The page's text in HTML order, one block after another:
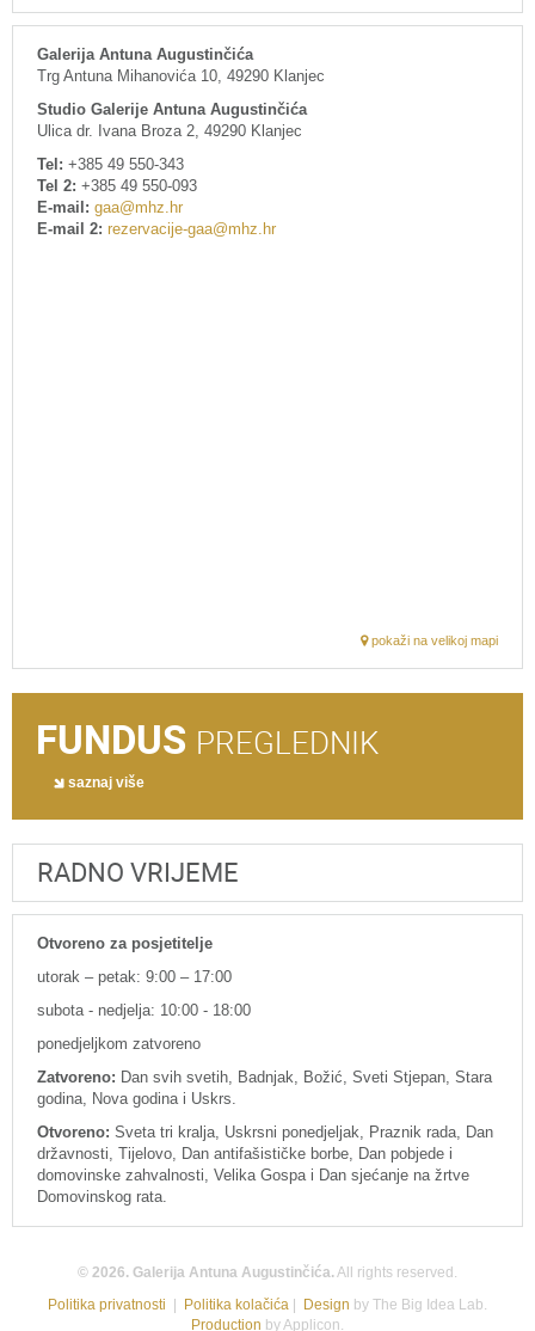
Galerija Antuna Augustinčića
Trg Antuna Mihanovića 10, 49290 Klanjec
Studio Galerije Antuna Augustinčića
Ulica dr. Ivana Broza 2, 49290 Klanjec
Tel: +385 49 550-343
Tel 2: +385 49 550-093
E-mail: gaa@mhz.hr
E-mail 2: rezervacije-gaa@mhz.hr
pokaži na velikoj mapi
FUNDUS PREGLEDNIK
saznaj više
RADNO VRIJEME
Otvoreno za posjetitelje
utorak – petak: 9:00 – 17:00
subota - nedjelja: 10:00 - 18:00
ponedjeljkom zatvoreno
Zatvoreno: Dan svih svetih, Badnjak, Božić, Sveti Stjepan, Stara
godina, Nova godina i Uskrs.
Otvoreno: Sveta tri kralja, Uskrsni ponedjeljak, Praznik rada, Dan
državnosti, Tijelovo, Dan antifašističke borbe, Dan pobjede i
domovinske zahvalnosti, Velika Gospa i Dan sjećanje na žrtve
Domovinskog rata.
© 2026. Galerija Antuna Augustinčića.All rights reserved.
Politika privatnosti
Politika kolačića Design by The Big Idea Lab.
Production by Applicon.